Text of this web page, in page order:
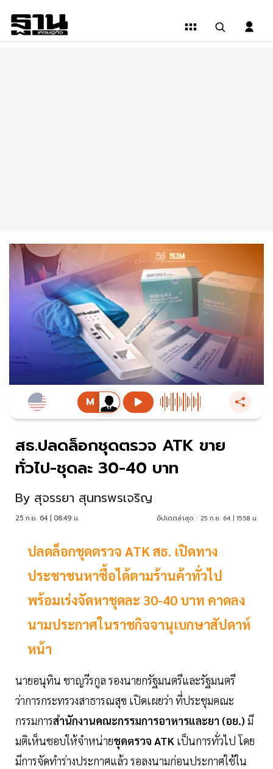
สธ.ปลดล็อกชุดตรวจ ATK ขาย
ทั่วไป-ชุดละ 30-40 บาท
By สุจรรยา สุนทรพรเจริญ
25 ก.ย. 64 | 08:49 น. อัปเดตล่าสุด : 25 ก.ย. 64 | 15:58 น.
ปลดล็อกชุดตรวจ ATK สธ. เปิดทาง
ประชาชนหาซื้อได้ตามร้านค้าทั่วไป
พร้อมเร่งจัดหาชุดละ 30-40 บาท คาดลง
นามประกาศในราชกิจจานุเบกษาสัปดาห์
หน้า
นายอนุทิน ชาญวีรกูล รองนายกรัฐมนตรีและรัฐมนตรี
ว่าการกระทรวงสาธารณสุข เปิดเผยว่า ที่ประชุมคณะ
กรรมการสำนักงานคณะกรรมการอาหารและยา (อย.) มี
มติเห็นชอบให้จำหน่ายชุดตรวจ ATK เป็นการทั่วไป โดย
มีการจัดทำร่างประกาศแล้ว รอลงนามก่อนประกาศใช้ใน